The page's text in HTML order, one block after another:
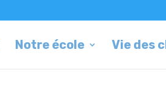
Notre école Vie des